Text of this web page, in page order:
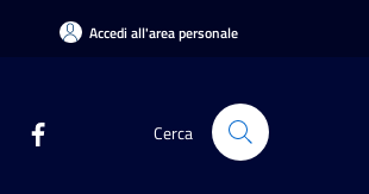
Accedi all'area personale
Cerca